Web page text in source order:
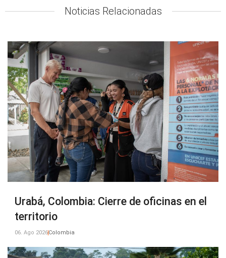
Noticias Relacionadas
Urabá, Colombia: Cierre de oficinas en el
territorio
06. Ago 2026Colombia